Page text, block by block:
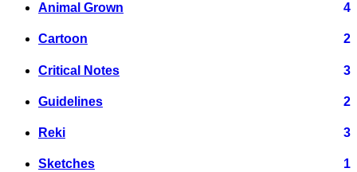
Animal Grown 4
Cartoon 2
Critical Notes 3
Guidelines 2
Reki 3
Sketches 1